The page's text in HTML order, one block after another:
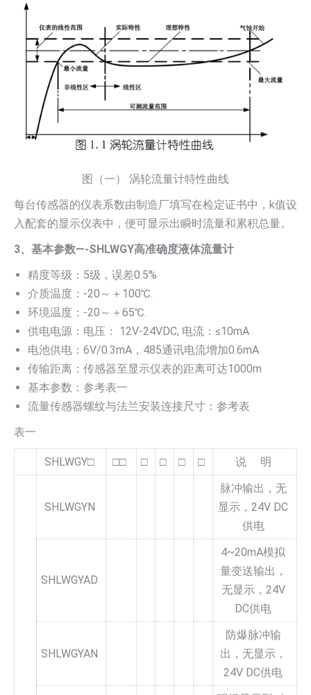
图（一） 涡轮流量计特性曲线
每台传感器的仪表系数由制造厂填写在检定证书中，k值设
入配套的显示仪表中，便可显示出瞬时流量和累积总量。
3、基本参数—-SHLWGY高准确度液体流量计
精度等级：5级，误差0.5%
介质温度：-20～＋100℃.
环境温度：-20～＋65℃.
供电电源：电压： 12V-24VDC, 电流：≤10mA
电池供电：6V/0.3mA，485通讯电流增加0.6mA
传输距离：传感器至显示仪表的距离可达1000m
基本参数：参考表一
流量传感器螺纹与法兰安装连接尺寸：参考表
表一
SHLWGY□ □□ □ □ □ □ 说 明
SHLWGYN
脉冲输出，无
显示，24V DC
供电
SHLWGYAD
4~20mA模拟
量变送输出，
无显示，24V
DC供电
SHLWGYAN
防爆脉冲输
出，无显示，
24V DC供电